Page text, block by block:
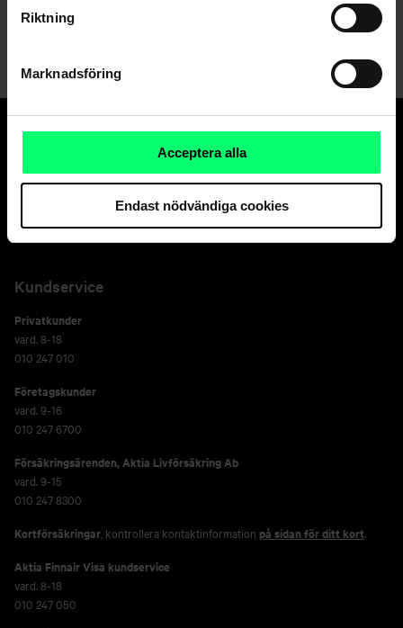
Riktning
Marknadsföring
Acceptera alla
Endast nödvändiga cookies
https://www.visaconcierge.eu
Den goda banken.
Och suveräna
kapitalförvaltaren.
Kundservice
Privatkunder
vard. 8-18
010 247 010
Företagskunder
vard. 9-16
010 247 6700
Försäkringsärenden,Aktia Livförsäkring Ab
vard. 9-15
010 247 8300
Kortförsäkringar , kontrollera kontaktinformation på sidan för ditt kort.
Aktia Finnair Visa kundservice
vard. 8-18
010 247 050